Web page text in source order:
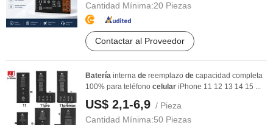
Cantidad Mínima:20 Piezas
Contactar al Proveedor
Batería interna de reemplazo de capacidad completa
100% para teléfono celular iPhone 11 12 13 14 15 ...
US$ 2,1-6,9 / Pieza
Cantidad Mínima:50 Piezas